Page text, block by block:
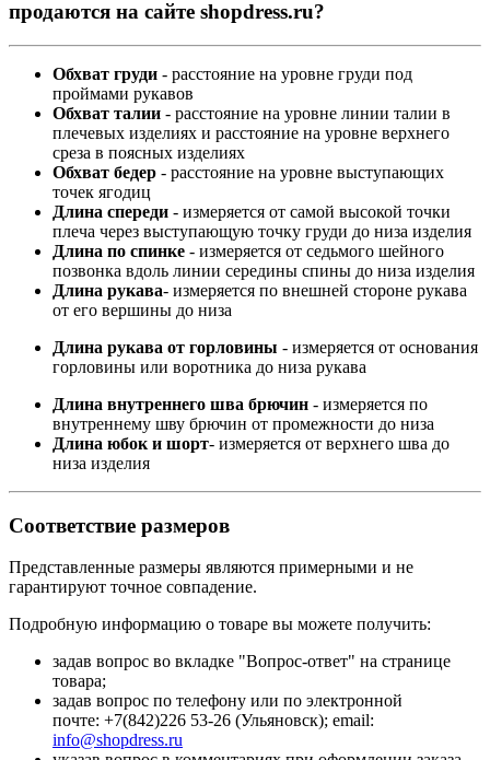
продаются на сайте shopdress.ru?
Обхват груди - расстояние на уровне груди под
проймами рукавов
Обхват талии - расстояние на уровне линии талии в
плечевых изделиях и расстояние на уровне верхнего
среза в поясных изделиях
Обхват бедер - расстояние на уровне выступающих
точек ягодиц
Длина спереди - измеряется от самой высокой точки
плеча через выступающую точку груди до низа изделия
Длина по спинке - измеряется от седьмого шейного
позвонка вдоль линии середины спины до низа изделия
Длина рукава- измеряется по внешней стороне рукава
от его вершины до низа
Длина рукава от горловины - измеряется от основания
горловины или воротника до низа рукава
Длина внутреннего шва брючин - измеряется по
внутреннему шву брючин от промежности до низа
Длина юбок и шорт- измеряется от верхнего шва до
низа изделия
Соответствие размеров
Представленные размеры являются примерными и не
гарантируют точное совпадение.
Подробную информацию о товаре вы можете получить:
задав вопрос во вкладке "Вопрос-ответ" на странице
товара;
задав вопрос по телефону или по электронной
почте: +7(842)226 53-26 (Ульяновск); email:
info@shopdress.ru